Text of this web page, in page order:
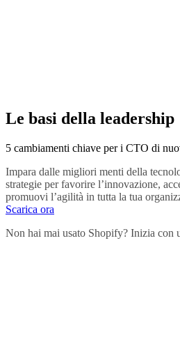
Le basi della leadership
5 cambiamenti chiave per i CTO di
Impara dalle migliori menti della
strategie per favorire l’innovazione,
promuovi l’agilità in tutta la tua
Scarica ora
Non hai mai usato Shopify? Inizia con